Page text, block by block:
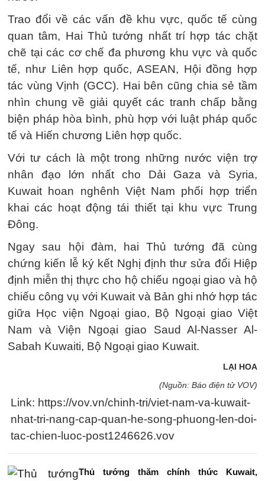
Trao đổi về các vấn đề khu vực, quốc tế cùng
quan tâm, Hai Thủ tướng nhất trí hợp tác chặt
chẽ tại các cơ chế đa phương khu vực và quốc
tế, như Liên hợp quốc, ASEAN, Hội đồng hợp
tác vùng Vịnh (GCC). Hai bên cũng chia sẻ tầm
nhìn chung về giải quyết các tranh chấp bằng
biện pháp hòa bình, phù hợp với luật pháp quốc
tế và Hiến chương Liên hợp quốc.
Với tư cách là một trong những nước viện trợ
nhân đạo lớn nhất cho Dải Gaza và Syria,
Kuwait hoan nghênh Việt Nam phối hợp triển
khai các hoạt động tái thiết tại khu vực Trung
Đông.
Ngay sau hội đàm, hai Thủ tướng đã cùng
chứng kiến lễ ký kết Nghị định thư sửa đổi Hiệp
định miễn thị thực cho hộ chiếu ngoại giao và hộ
chiếu công vụ với Kuwait và Bản ghi nhớ hợp tác
giữa Học viện Ngoại giao, Bộ Ngoại giao Việt
Nam và Viện Ngoại giao Saud Al-Nasser Al-
Sabah Kuwaiti, Bộ Ngoại giao Kuwait.
LẠI HOA
(Nguồn: Báo điện tử VOV)
Link: https://vov.vn/chinh-tri/viet-nam-va-kuwait-
nhat-tri-nang-cap-quan-he-song-phuong-len-doi-
tac-chien-luoc-post1246626.vov
Thủ tướng thăm chính thức Kuwait,